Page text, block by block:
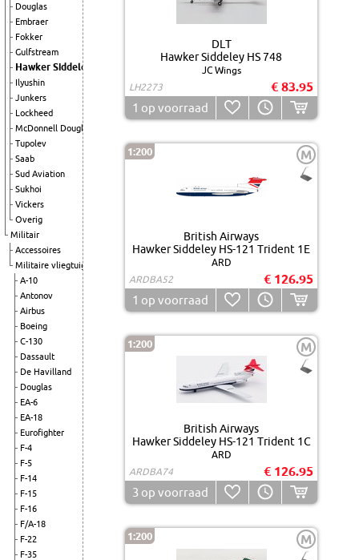
Douglas
Embraer
Fokker
Gulfstream
Hawker Siddeley
Ilyushin
Junkers
Lockheed
McDonnell Douglas
Tupolev
Saab
Sud Aviation
Sukhoi
Vickers
Overig
Militair
Accessoires
Militaire vliegtuigen
A-10
Antonov
Airbus
Boeing
C-130
Dassault
De Havilland
Douglas
EA-6
EA-18
Eurofighter
F-4
F-5
F-14
F-15
F-16
F/A-18
F-22
F-35
DLT
Hawker Siddeley HS 748
JC Wings
LH2273
€ 83.95
1 op voorraad
1:200 M
British Airways
Hawker Siddeley HS-121 Trident 1E
ARD
ARDBA52
€ 126.95
1 op voorraad
1:200 M
British Airways
Hawker Siddeley HS-121 Trident 1C
ARD
ARDBA74
€ 126.95
3 op voorraad
1:200 M